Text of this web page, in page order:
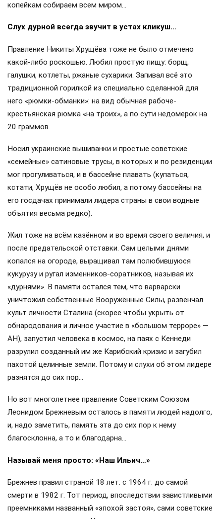
копейкам собираем всем миром…
Слух дурной всегда звучит в устах кликуш…
Правление Никиты Хрущёва тоже не было отмечено
какой-либо роскошью. Любил простую пищу: борщ,
галушки, котлеты, ржаные сухарики. Запивал всё это
традиционной горилкой из специально сделанной для
него «рюмки-обманки»: на вид обычная рабоче-
крестьянская рюмка «на троих», а по сути недомерок на
20 граммов.
Носил украинские вышиванки и простые советские
«семейные» сатиновые трусы, в которых и по резиденции
мог прогуливаться, и в бассейне плавать (купаться,
кстати, Хрущёв не особо любил, а потому бассейны на
его госдачах принимали лидера страны в свои водные
объятия весьма редко).
Жил тоже на всём казённом и во время своего величия, и
после предательской отставки. Сам целыми днями
копался на огороде, выращивал там полюбившуюся
кукурузу и ругал изменников-соратников, называя их
«дурнями». В памяти остался тем, что варварски
уничтожил собственные Вооружённые Силы, развенчал
культ личности Сталина (скорее чтобы укрыть от
обнародования и личное участие в «большом терроре» —
АН), запустил человека в космос, на паях с Кеннеди
разрулил созданный им же Карибский кризис и загубил
пахотой целинные земли. Потому и слухи об этом лидере
разнятся до сих пор…
Но вот многолетнее правление Советским Союзом
Леонидом Брежневым осталось в памяти людей надолго,
и, надо заметить, память эта до сих пор к нему
благосклонна, а то и благодарна…
Называй меня просто: «Наш Ильич…»
Брежнев правил страной 18 лет: с 1964 г. до самой
смерти в 1982 г. Тот период, впоследствии завистливыми
преемниками названный «эпохой застоя», сами советские